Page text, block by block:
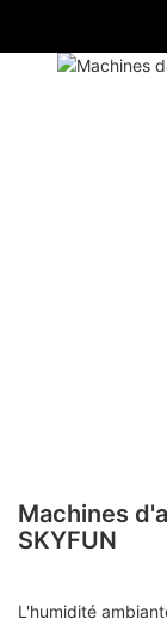
Machines
SKYFUN
L'humidité